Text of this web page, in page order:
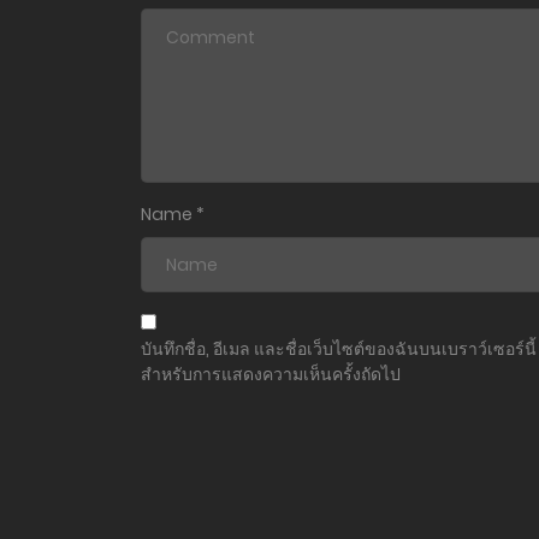
ตอนที่ 33
ตอนที่ 32
ตอนที่ 31
Name *
บันทึกชื่อ, อีเมล และชื่อเว็บไซต์ของฉันบนเบราว์เซอร์นี้
สำหรับการแสดงความเห็นครั้งถัดไป